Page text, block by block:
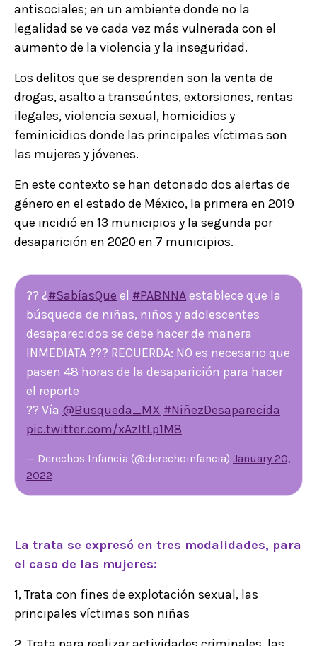
antisociales; en un ambiente donde no la
legalidad se ve cada vez más vulnerada con el
aumento de la violencia y la inseguridad.
Los delitos que se desprenden son la venta de
drogas, asalto a transeúntes, extorsiones, rentas
ilegales, violencia sexual, homicidios y
feminicidios donde las principales víctimas son
las mujeres y jóvenes.
En este contexto se han detonado dos alertas de
género en el estado de México, la primera en 2019
que incidió en 13 municipios y la segunda por
desaparición en 2020 en 7 municipios.
?? ¿#SabíasQue el #PABNNAestablece que la
búsqueda de niñas, niños y adolescentes
desaparecidos se debe hacer de manera
INMEDIATA ??? RECUERDA: NO es necesario que
pasen 48 horas de la desaparición para hacer
el reporte
?? Vía @Busqueda_MX #NiñezDesaparecida
pic.twitter.com/xAzItLp1M8
— Derechos Infancia (@derechoinfancia) January 20,
2022
La trata se expresó en tres modalidades, para
el caso de las mujeres:
1, Trata con fines de explotación sexual, las
principales víctimas son niñas